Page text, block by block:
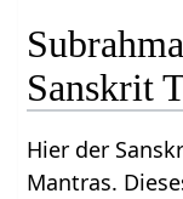
Sanskrit
Hier der
Mantras.